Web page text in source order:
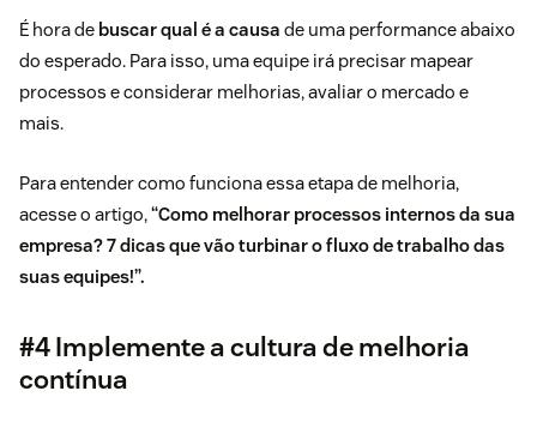
É hora de buscar qual é a causa de uma performance abaixo
do esperado. Para isso, uma equipe irá precisar mapear
processos e considerar melhorias, avaliar o mercado e
mais.
Para entender como funciona essa etapa de melhoria,
acesse o artigo,“Como melhorar processos internos da sua
empresa? 7 dicas que vão turbinar o fluxo de trabalho das
suas equipes!”.
#4 Implemente a cultura de melhoria
contínua